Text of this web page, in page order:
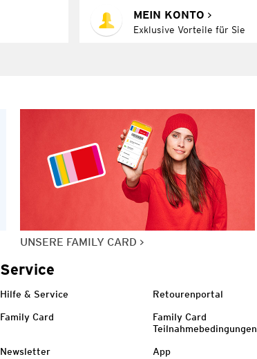
MEIN KONTO
Exklusive Vorteile für Sie
UNSERE FAMILY CARD
Service
Hilfe & Service Retourenportal
Family Card
Family Card
Teilnahmebedingungen
Newsletter App